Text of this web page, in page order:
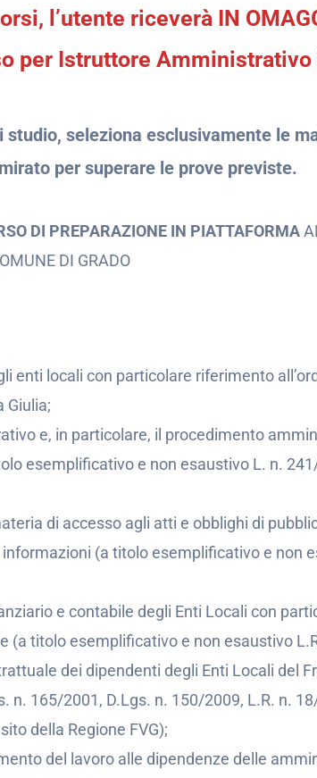
l’utente riceverà IN
per Istruttore Amministrativo
seleziona esclusivamente le
per superare le prove previste.
DI PREPARAZIONE IN PIATTAFORMA
DI GRADO
enti locali con particolare riferimento
Giulia;
e, in particolare, il procedimento
esemplificativo e non esaustivo L. n.
di accesso agli atti e obblighi di
(a titolo esemplificativo e non
e contabile degli Enti Locali con
(a titolo esemplificativo e non esaustivo
dei dipendenti degli Enti Locali del
n. 165/2001, D.Lgs. n. 150/2009, L.R. n.
della Regione FVG);
del lavoro alle dipendenze delle